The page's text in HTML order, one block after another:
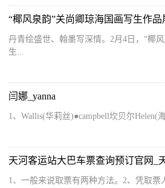
“椰风泉韵”关尚卿琼海国画写生作
丹青绘盛世、翰墨写深情。2月4日，“椰
生...
闫娜_yanna
1、Wallis(华莉丝)●campbell坎贝尔Helen(
天河客运站大巴车票查询预订官网_
1、一般来说取票有两种方法。2、凭取票